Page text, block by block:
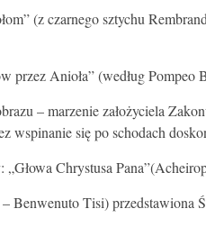
(z czarnego sztychu
przez Anioła” (według Pompeo
– marzenie założyciela
wspinanie się po schodach
Chrystusa
Benwenuto Tisi)